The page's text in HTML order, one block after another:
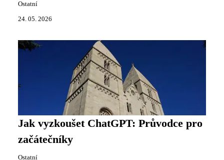
Ostatní
24. 05. 2026
Jak vyzkoušet ChatGPT: Průvodce pro
začátečníky
Ostatní